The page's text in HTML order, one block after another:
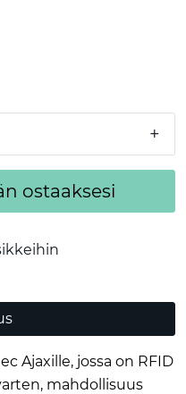
+
ostaaksesi
Ajaxille, jossa on RFID
mahdollisuus